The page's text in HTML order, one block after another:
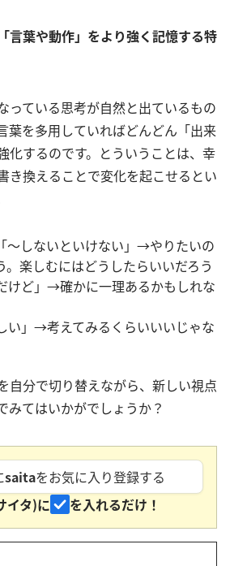
言葉や動作」をより強く記憶する特
っている思考が自然と出ているもの
葉を多用していればどんどん「出来
化するのです。とういうことは、幸
き換えることで変化を起こせるとい
～しないといけない」→やりたいの
。楽しむにはどうしたらいいだろう
けど」→確かに一理あるかもしれな
い」→考えてみるくらいいいじゃな
自分で切り替えながら、新しい視点
みてはいかがでしょうか？
saitaをお気に入り登録する
イタ)に
を入れるだけ！